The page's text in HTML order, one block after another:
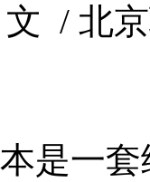
/ 北
是一